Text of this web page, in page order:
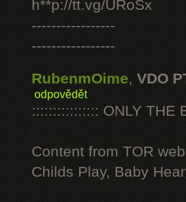
h**p://tt.vg/URoSx
-----------------
-----------------
RubenmOime, VDO
odpovědět
:::::::::::::::: ONLY THE
Content from TOR
Childs Play, Baby